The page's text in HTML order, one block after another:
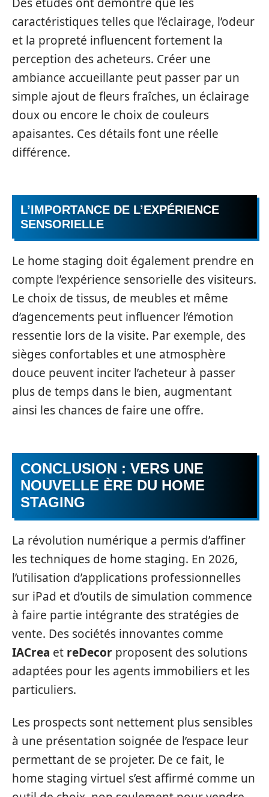
caractéristiques telles que l’éclairage, l’odeur
et la propreté influencent fortement la
perception des acheteurs. Créer une
ambiance accueillante peut passer par un
simple ajout de fleurs fraîches, un éclairage
doux ou encore le choix de couleurs
apaisantes. Ces détails font une réelle
différence.
L’IMPORTANCE DE L’EXPÉRIENCE
SENSORIELLE
Le home staging doit également prendre en
compte l’expérience sensorielle des visiteurs.
Le choix de tissus, de meubles et même
d’agencements peut influencer l’émotion
ressentie lors de la visite. Par exemple, des
sièges confortables et une atmosphère
douce peuvent inciter l’acheteur à passer
plus de temps dans le bien, augmentant
ainsi les chances de faire une offre.
CONCLUSION : VERS UNE
NOUVELLE ÈRE DU HOME
STAGING
La révolution numérique a permis d’affiner
les techniques de home staging. En 2026,
l’utilisation d’applications professionnelles
sur iPad et d’outils de simulation commence
à faire partie intégrante des stratégies de
vente. Des sociétés innovantes comme
IACrea et reDecor proposent des solutions
adaptées pour les agents immobiliers et les
particuliers.
Les prospects sont nettement plus sensibles
à une présentation soignée de l’espace leur
permettant de se projeter. De ce fait, le
home staging virtuel s’est affirmé comme un